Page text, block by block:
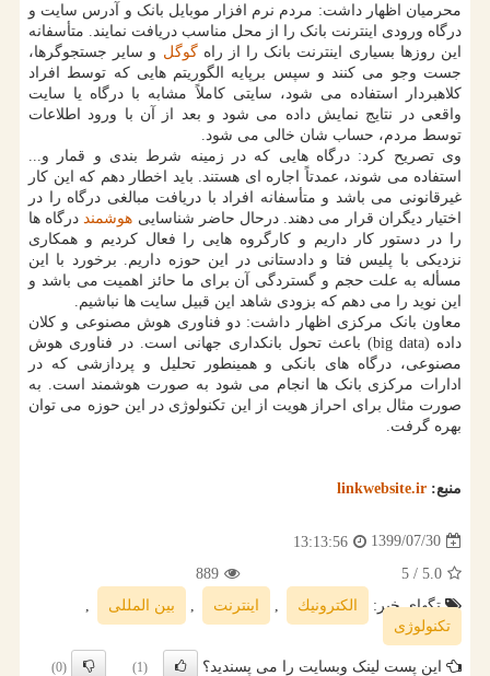
محرمیان اظهار داشت: مردم نرم افزار موبایل بانک و آدرس سایت و
درگاه ورودی اینترنت بانک را از محل مناسب دریافت نمایند. متأسفانه
این روزها بسیاری اینترنت بانک را از راهگوگل و سایر جستجوگرها،
جست وجو می کنند و سپس برپایه الگوریتم هایی که توسط افراد
کلاهبردار استفاده می شود، سایتی کاملاً مشابه با درگاه یا سایت
واقعی در نتایج نمایش داده می شود و بعد از آن با ورود اطلاعات
توسط مردم، حساب شان خالی می شود.
وی تصریح کرد: درگاه هایی که در زمینه شرط بندی و قمار و...
استفاده می شوند، عمدتاً اجاره ای هستند. باید اخطار دهم که این کار
غیرقانونی می باشد و متأسفانه افراد با دریافت مبالغی درگاه را در
اختیار دیگران قرار می دهند. درحال حاضر شناسایی هوشمند درگاه ها
را در دستور کار داریم و کارگروه هایی را فعال کردیم و همکاری
نزدیکی با پلیس فتا و دادستانی در این حوزه داریم. برخورد با این
مسأله به علت حجم و گستردگی آن برای ما حائز اهمیت می باشد و
این نوید را می دهم که بزودی شاهد این قبیل سایت ها نباشیم.
معاون بانک مرکزی اظهار داشت: دو فناوری هوش مصنوعی و کلان
داده (big data) باعث تحول بانکداری جهانی است. در فناوری هوش
مصنوعی، درگاه های بانکی و همینطور تحلیل و پردازشی که در
ادارات مرکزی بانک ها انجام می شود به صورت هوشمند است. به
صورت مثال برای احراز هویت از این تکنولوژی در این حوزه می توان
بهره گرفت.
منبع: linkwebsite.ir
1399/07/30
13:13:56
5.0
/ 5
889
تگهای خبر:
الكترونیك , اینترنت , بین المللی
,
تكنولوژی
این پست لینک وبسایت را می پسندید؟ (1)
(0)